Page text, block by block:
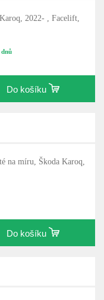
2022- , Facelift,
dnů
Do košíku
na míru, Škoda Karoq,
Do košíku